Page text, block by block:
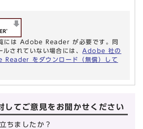
には Adobe Reader が必要です。同
ルされていない場合には、 Adobe 社の
Reader をダウンロード（無償）して
してご意見をお聞かせください
ちましたか？